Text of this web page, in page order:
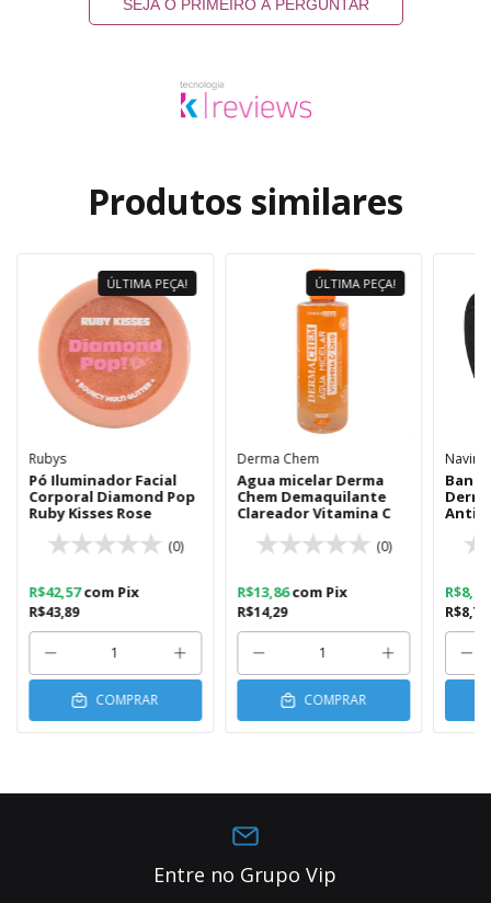
SEJA O PRIMEIRO A PERGUNTAR
Produtos similares
ÚLTIMA PEÇA!
Rubys
Pó Iluminador Facial
Corporal Diamond Pop
Ruby Kisses Rose
(0)
R$43,89
R$42,57com Pix
COMPRAR
ÚLTIMA PEÇA!
Derma Chem
Agua micelar Derma
Chem Demaquilante
Clareador Vitamina C
(0)
R$14,29
R$13,86com Pix
COMPRAR
Navina
R$8,79
Entre no Grupo Vip